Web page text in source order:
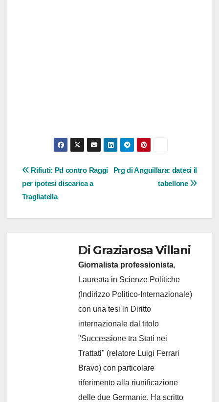
Navigazione
articoli
Prg di Anguillara: dateci il
tabellone
Rifiuti: Pd contro Raggi
per ipotesi discarica a
Tragliatella
Di Graziarosa Villani
Giornalista professionista,
Laureata in Scienze Politiche
(Indirizzo Politico-Internazionale)
con una tesi in Diritto
internazionale dal titolo
"Successione tra Stati nei
Trattati" (relatore Luigi Ferrari
Bravo) con particolare
riferimento alla riunificazione
delle due Germanie. Ha scritto